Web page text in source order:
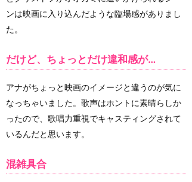
ンは映画に入り込んだような臨場感がありまし
た。
だけど、ちょっとだけ違和感が…
アナがちょっと映画のイメージと違うのが気に
なっちゃいました。歌声はホントに素晴らしか
ったので、歌唱力重視でキャスティングされて
いるんだと思います。
混雑具合